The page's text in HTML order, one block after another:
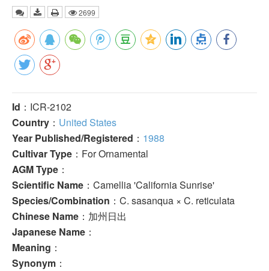
2699
Id ：ICR-2102
Country ： United States
Year Published/Registered ： 1988
Cultivar Type ：For Ornamental
AGM Type ：
Scientific Name ：Camellia 'California Sunrise'
Species/Combination ：C. sasanqua × C. reticulata
Chinese Name ：加州日出
Japanese Name ：
Meaning ：
Synonym ：